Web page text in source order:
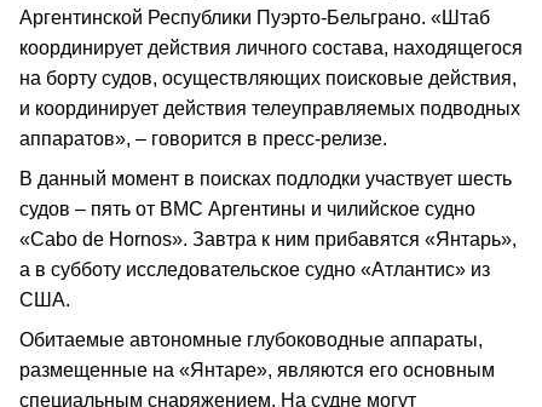
Аргентинской Республики Пуэрто-Бельграно. «Штаб
координирует действия личного состава, находящегося
на борту судов, осуществляющих поисковые действия,
и координирует действия телеуправляемых подводных
аппаратов», – говорится в пресс-релизе.
В данный момент в поисках подлодки участвует шесть
судов – пять от ВМС Аргентины и чилийское судно
«Cabo de Hornos». Завтра к ним прибавятся «Янтарь»,
а в субботу исследовательское судно «Атлантис» из
США.
Обитаемые автономные глубоководные аппараты,
размещенные на «Янтаре», являются его основным
специальным снаряжением. На судне могут